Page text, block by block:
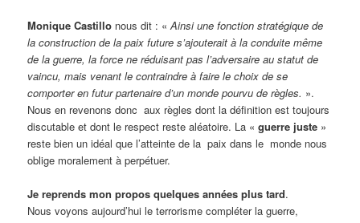
Monique Castillo nous dit : «Ainsi une fonction stratégique de
la construction de la paix future s’ajouterait à la conduite même
de la guerre, la force ne réduisant pas l’adversaire au statut de
vaincu, mais venant le contraindre à faire le choix de se
comporter en futur partenaire d’un monde pourvu de règles. ».
Nous en revenons donc aux règles dont la définition est toujours
discutable et dont le respect reste aléatoire. La «guerre juste »
reste bien un idéal que l’atteinte de la paix dans le monde nous
oblige moralement à perpétuer.
Je reprends mon propos quelques années plus tard.
Nous voyons aujourd’hui le terrorisme compléter la guerre,